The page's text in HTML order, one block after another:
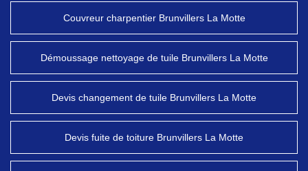
Couvreur charpentier Brunvillers La Motte
Démoussage nettoyage de tuile Brunvillers La Motte
Devis changement de tuile Brunvillers La Motte
Devis fuite de toiture Brunvillers La Motte